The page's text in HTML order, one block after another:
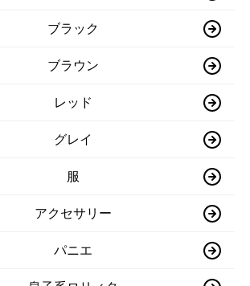
ブラック
ブラウン
レッド
グレイ
服
アクセサリー
パニエ